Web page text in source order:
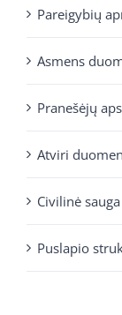
Pareigybių
Asmens
Pranešėjų
Atviri
Civilinė sauga
Puslapio